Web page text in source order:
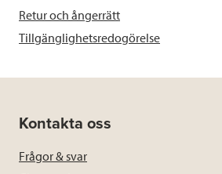
Retur och ångerrätt
Tillgänglighetsredogörelse
Kontakta oss
Frågor & svar